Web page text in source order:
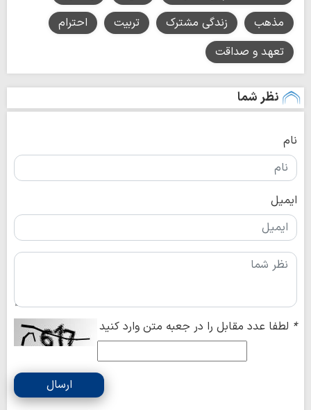
مذهب
زندگی مشترک تربیت
احترام
تعهد و صداقت
نظر شما
نام
ایمیل
* لطفا عدد مقابل را در جعبه متن وارد کنید
ارسال